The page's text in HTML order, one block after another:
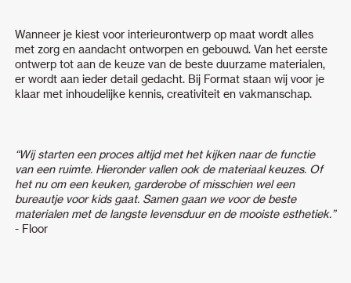
Wanneer je kiest voor interieurontwerp op maat wordt alles
met zorg en aandacht ontworpen en gebouwd. Van het eerste
ontwerp tot aan de keuze van de beste duurzame materialen,
er wordt aan ieder detail gedacht. Bij Format staan wij voor je
klaar met inhoudelijke kennis, creativiteit en vakmanschap.
“Wij starten een proces altijd met het kijken naar de functie
van een ruimte. Hieronder vallen ook de materiaal keuzes. Of
het nu om een keuken, garderobe of misschien wel een
bureautje voor kids gaat. Samen gaan we voor de beste
materialen met de langste levensduur en de mooiste esthetiek.”
- Floor